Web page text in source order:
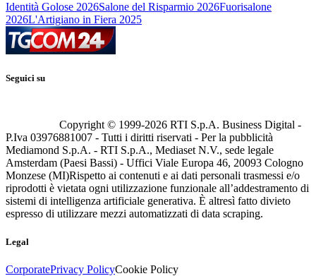
Identità Golose 2026Salone del Risparmio 2026Fuorisalone
2026L'Artigiano in Fiera 2025
Seguici su
Copyright © 1999-2026 RTI S.p.A. Business Digital -
P.Iva 03976881007 - Tutti i diritti riservati - Per la pubblicità
Mediamond S.p.A. - RTI S.p.A., Mediaset N.V., sede legale
Amsterdam (Paesi Bassi) - Uffici Viale Europa 46, 20093 Cologno
Monzese (MI)Rispetto ai contenuti e ai dati personali trasmessi e/o
riprodotti è vietata ogni utilizzazione funzionale all’addestramento di
sistemi di intelligenza artificiale generativa. È altresì fatto divieto
espresso di utilizzare mezzi automatizzati di data scraping.
Legal
CorporatePrivacy PolicyCookie Policy